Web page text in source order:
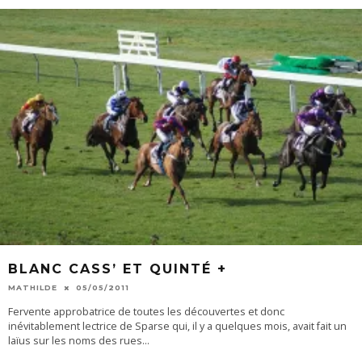
BLANC CASS’ ET QUINTÉ +
MATHILDE 05/05/2011
Fervente approbatrice de toutes les découvertes et donc
inévitablement lectrice de Sparse qui, il y a quelques mois, avait fait un
laïus sur les noms des rues...